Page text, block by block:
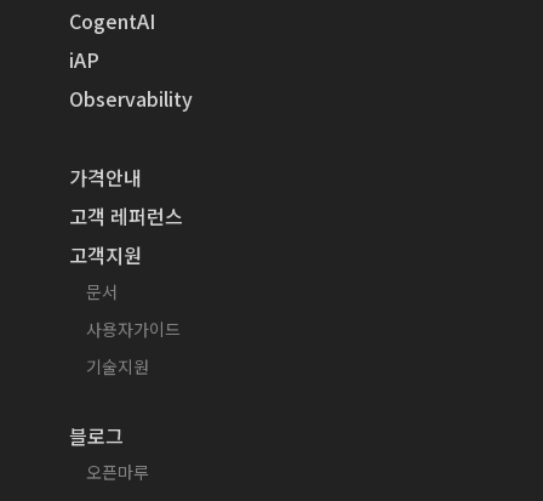
CogentAI
iAP
Observability
가격안내
고객 레퍼런스
고객지원
문서
사용자가이드
기술지원
블로그
오픈마루